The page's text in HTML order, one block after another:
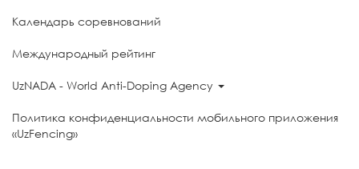
Календарь соревнований
Международный рейтинг
UzNADA - World Anti-Doping Agency
Политика конфиденциальности мобильного приложения
«UzFencing»